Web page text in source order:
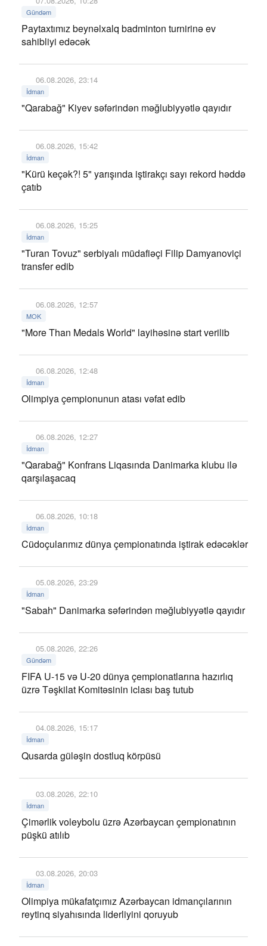
Gündəm
Paytaxtımız beynəlxalq badminton turnirinə ev
sahibliyi edəcək
06.08.2026, 23:14
İdman
"Qarabağ" Kiyev səfərindən məğlubiyyətlə qayıdır
06.08.2026, 15:42
İdman
"Kürü keçək?! 5" yarışında iştirakçı sayı rekord həddə
çatıb
06.08.2026, 15:25
İdman
"Turan Tovuz" serbiyalı müdafiəçi Filip Damyanoviçi
transfer edib
06.08.2026, 12:57
MOK
"More Than Medals World" layihəsinə start verilib
06.08.2026, 12:48
İdman
Olimpiya çempionunun atası vəfat edib
06.08.2026, 12:27
İdman
"Qarabağ" Konfrans Liqasında Danimarka klubu ilə
qarşılaşacaq
06.08.2026, 10:18
İdman
Cüdoçularımız dünya çempionatında iştirak edəcəklər
05.08.2026, 23:29
İdman
"Sabah" Danimarka səfərindən məğlubiyyətlə qayıdır
05.08.2026, 22:26
Gündəm
FIFA U-15 və U-20 dünya çempionatlarına hazırlıq
üzrə Təşkilat Komitəsinin iclası baş tutub
04.08.2026, 15:17
İdman
Qusarda güləşin dostluq körpüsü
03.08.2026, 22:10
İdman
Çimərlik voleybolu üzrə Azərbaycan çempionatının
püşkü atılıb
03.08.2026, 20:03
İdman
Olimpiya mükafatçımız Azərbaycan idmançılarının
reytinq siyahısında liderliyini qoruyub